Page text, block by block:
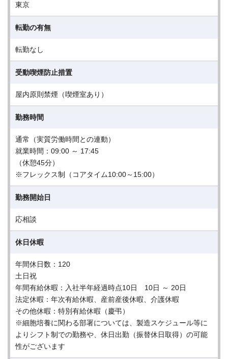
東京
転勤の有無
転勤なし
受動喫煙防止措置
屋内原則禁煙（喫煙室あり）
勤務時間
通常（実質労働時間との連動）
就業時間：09:00 ～ 17:45
（休憩45分）
※フレックス制（コアタイム10:00～15:00）
勤務開始日
応相談
休日休暇
年間休日数：120
土日祝
年間有給休暇：入社半年経過時点10日 10日 ～ 20日
法定休暇：年次有給休暇、産前産後休暇、介護休暇
その他休暇：特別有給休暇（慶弔）
※細胞培養に関わる部署については、製造スケジュール等に
よりシフト制での勤務や、休日出勤（振替休日取得）の可能
性がございます